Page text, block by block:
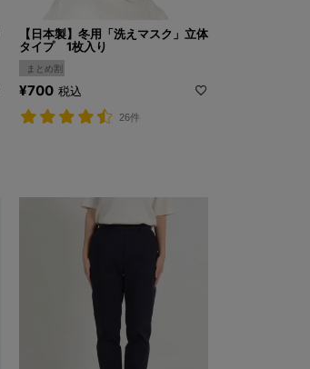
【日本製】冬用「洗えマスク」立体
タイプ 1枚入り
まとめ割
¥700 税込
26件